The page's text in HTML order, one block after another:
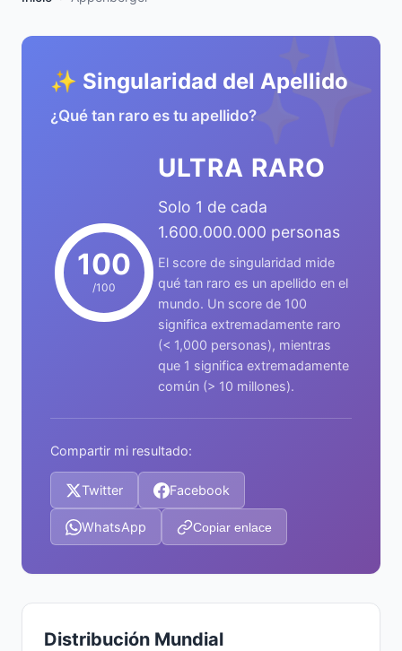
✨
✨ Singularidad del Apellido
¿Qué tan raro es tu apellido?
100
/100
ULTRA RARO
Solo 1 de cada
1.600.000.000 personas
El score de singularidad mide
qué tan raro es un apellido en el
mundo. Un score de 100
significa extremadamente raro
(< 1,000 personas), mientras
que 1 significa extremadamente
común (> 10 millones).
Compartir mi resultado:
Twitter Facebook
WhatsApp Copiar enlace
Distribución Mundial